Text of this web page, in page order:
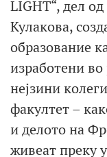
LIGHT“, дел
Кулакова,
образование
изработени
нејзини
факултет –
и делото на
живеат преку